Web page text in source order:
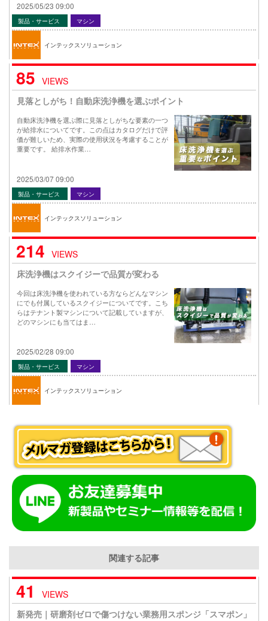
2025/05/23 09:00
製品・サービス マシン
インテックスソリューション
85 VIEWS
見落としがち！自動床洗浄機を選ぶポイント
自動床洗浄機を選ぶ際に見落としがちな要素の一つ
が給排水についてです。この点はカタログだけで評
価が難しいため、実際の使用状況を考慮することが
重要です。 給排水作業…
2025/03/07 09:00
製品・サービス マシン
インテックスソリューション
214 VIEWS
床洗浄機はスクイジーで品質が変わる
今回は床洗浄機を使われている方ならどんなマシン
にでも付属しているスクイジーについてです。こち
らはテナント製マシンについて記載していますが、
どのマシンにも当てはま…
2025/02/28 09:00
製品・サービス マシン
インテックスソリューション
関連する記事
41
VIEWS
新発売｜研磨剤ゼロで傷つけない業務用スポンジ「スマポン」